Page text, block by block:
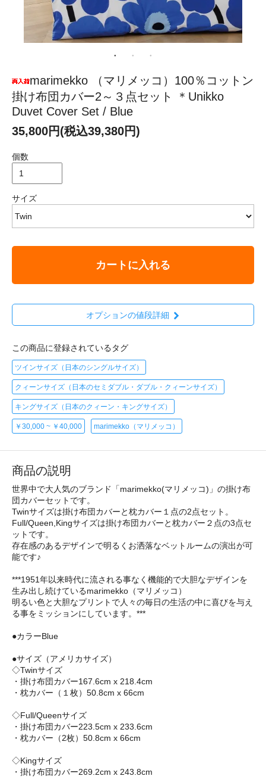
marimekko （マリメッコ）100％コットン
掛け布団カバー2～３点セット ＊Unikko
Duvet Cover Set / Blue
35,800円(税込39,380円)
個数
サイズ
カートに入れる
オプションの値段詳細
この商品に登録されているタグ
ツインサイズ（日本のシングルサイズ）
クィーンサイズ（日本のセミダブル・ダブル・クィーンサイズ）
キングサイズ（日本のクィーン・キングサイズ）
￥30,000 ~ ￥40,000 marimekko（マリメッコ）
商品の説明
世界中で大人気のブランド「marimekko(マリメッコ)」の掛け布
団カバーセットです。
Twinサイズは掛け布団カバーと枕カバー１点の2点セット。
Full/Queen,Kingサイズは掛け布団カバーと枕カバー２点の3点セ
ットです。
存在感のあるデザインで明るくお洒落なベットルームの演出が可
能です♪
***1951年以来時代に流される事なく機能的で大胆なデザインを
生み出し続けているmarimekko（マリメッコ）
明るい色と大胆なプリントで人々の毎日の生活の中に喜びを与え
る事をミッションにしています。***
●カラーBlue
●サイズ（アメリカサイズ）
◇Twinサイズ
・掛け布団カバー167.6cm x 218.4cm
・枕カバー（１枚）50.8cm x 66cm
◇Full/Queenサイズ
・掛け布団カバー223.5cm x 233.6cm
・枕カバー（2枚）50.8cm x 66cm
◇Kingサイズ
・掛け布団カバー269.2cm x 243.8cm